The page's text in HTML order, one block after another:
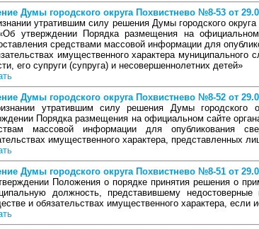
Думы городского округа Похвистнево №8-53 от
утратившим силу решения Думы городского
утверждении Порядка размещения на
средствами массовой информации для
имущественного характера муниципального
его супруги (супруга) и несовершеннолетних детей»
Думы городского округа Похвистнево №8-52 от
утратившим силу решения Думы
Порядка размещения на официальном сайте
массовой информации для опубликования
имущественного характера,
Думы городского округа Похвистнево №8-51 от
Положения о порядке принятия решения о
должность, представившему
и обязательствах имущественного характера, если